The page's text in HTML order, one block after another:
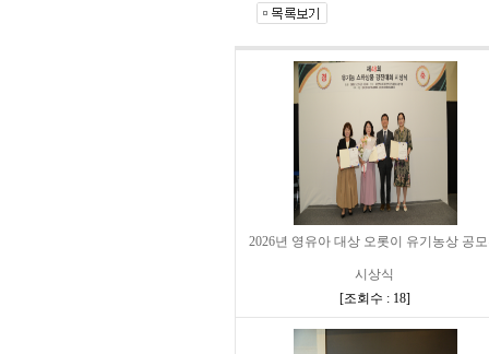
2026년 영유아 대상 오롯이 유기농상 공
시상식
[조회수 : 18]